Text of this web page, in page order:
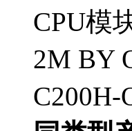
CPU模
2M BY
C200H-